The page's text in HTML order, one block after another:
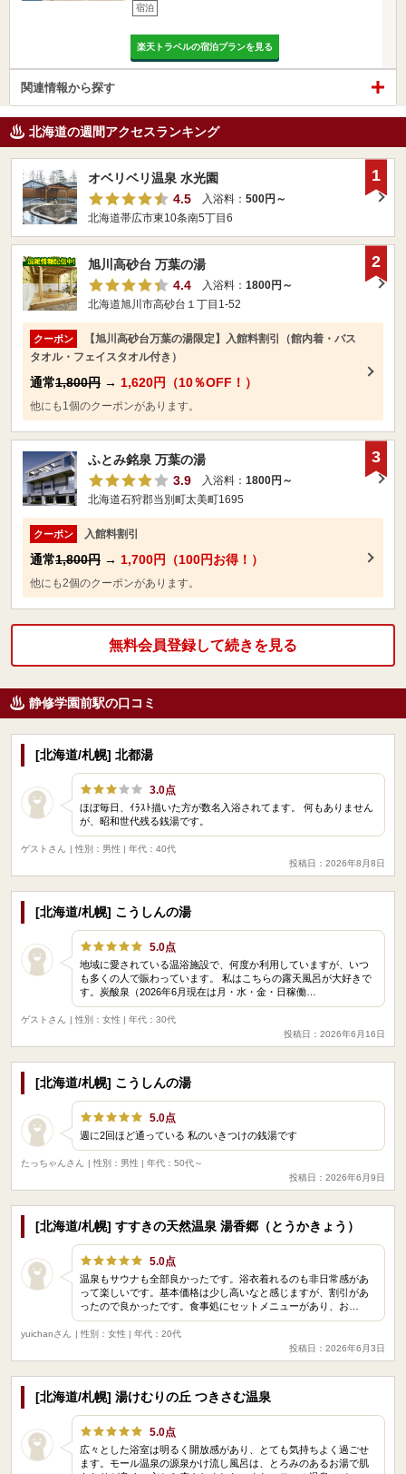
宿泊
楽天トラベルの宿泊プランを見る
関連情報から探す
北海道の週間アクセスランキング
オベリベリ温泉 水光園
4.5
入浴料： 500円～
北海道帯広市東10条南5丁目6
1
旭川高砂台 万葉の湯
4.4
入浴料： 1800円～
北海道旭川市高砂台１丁目1-52
クーポン
【旭川高砂台万葉の湯限定】入館料割引（館内着・バス
タオル・フェイスタオル付き）
通常1,800円 → 1,620円（10％OFF！）
他にも1個のクーポンがあります。
2
ふとみ銘泉 万葉の湯
3.9
入浴料： 1800円～
北海道石狩郡当別町太美町1695
クーポン 入館料割引
通常1,800円 → 1,700円（100円お得！）
他にも2個のクーポンがあります。
3
無料会員登録して続きを見る
静修学園前駅の口コミ
[北海道/札幌] 北都湯
3.0点
ほぼ毎日、ｲﾗｽﾄ描いた方が数名入浴されてます。 何もありません
が、昭和世代残る銭湯です。
ゲストさん
| 性別：男性 | 年代：40代
投稿日：2026年8月8日
[北海道/札幌] こうしんの湯
5.0点
地域に愛されている温浴施設で、何度か利用していますが、いつ
も多くの人で賑わっています。 私はこちらの露天風呂が大好きで
す。炭酸泉（2026年6月現在は月・水・金・日稼働…
ゲストさん
| 性別：女性 | 年代：30代
投稿日：2026年6月16日
[北海道/札幌] こうしんの湯
5.0点
週に2回ほど通っている 私のいきつけの銭湯です
たっちゃんさん
| 性別：男性 | 年代：50代～
投稿日：2026年6月9日
[北海道/札幌] すすきの天然温泉 湯香郷（とうかきょう）
5.0点
温泉もサウナも全部良かったです。浴衣着れるのも非日常感があ
って楽しいです。基本価格は少し高いなと感じますが、割引があ
ったので良かったです。食事処にセットメニューがあり、お…
yuichanさん
| 性別：女性 | 年代：20代
投稿日：2026年6月3日
[北海道/札幌] 湯けむりの丘 つきさむ温泉
5.0点
広々とした浴室は明るく開放感があり、とても気持ちよく過ごせ
ます。モール温泉の源泉かけ流し風呂は、とろみのあるお湯で肌